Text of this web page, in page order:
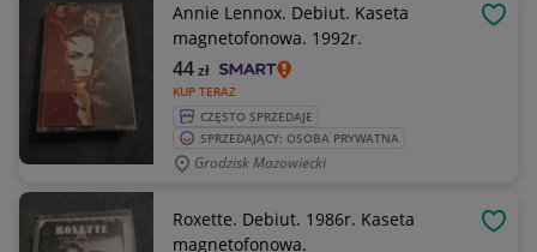
Annie Lennox. Debiut. Kaseta
magnetofonowa. 1992r.
KUP TERAZ
44zł
CZĘSTO SPRZEDAJE
SPRZEDAJĄCY: OSOBA PRYWATNA
Grodzisk Mazowiecki
Roxette. Debiut. 1986r. Kaseta
magnetofonowa.